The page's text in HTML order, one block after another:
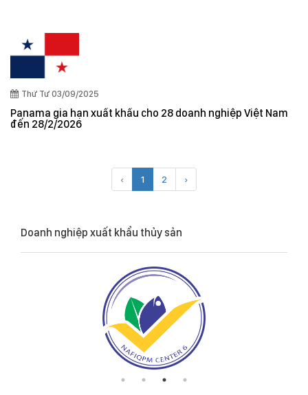
Thứ Tư 03/09/2025
Panama gia hạn xuất khẩu cho 28 doanh nghiệp Việt Nam
đến 28/2/2026
‹ 1 2 ›
Doanh nghiệp xuất khẩu thủy sản